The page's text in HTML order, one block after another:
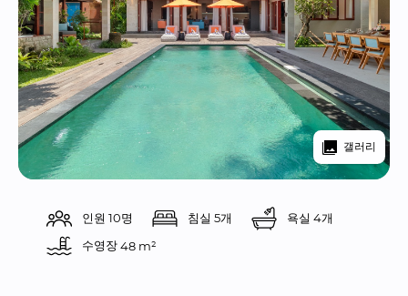
갤러리
인원 10명 침실 5개
욕실 4개
수영장 48 m²